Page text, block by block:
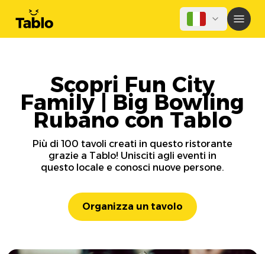
Scopri Fun City
Family | Big Bowling
Rubano con Tablo
Più di 100 tavoli creati in questo ristorante
grazie a Tablo! Unisciti agli eventi in
questo locale e conosci nuove persone.
Organizza un tavolo